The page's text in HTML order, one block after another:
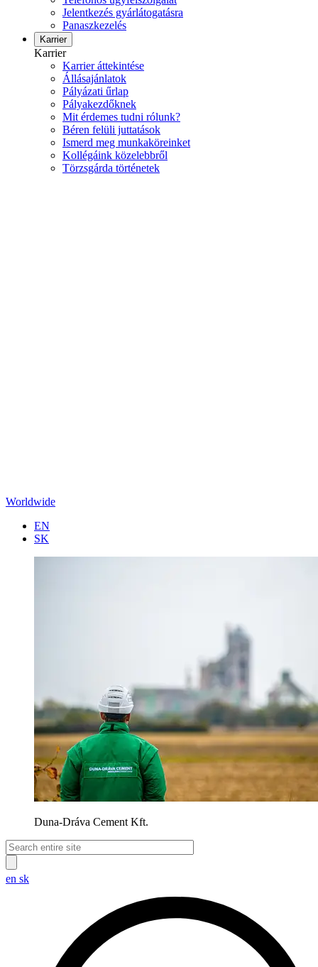
Jelentkezés gyárlátogatásra
Panaszkezelés
Karrier
Karrier
Karrier áttekintése
Állásajánlatok
Pályázati űrlap
Pályakezdőknek
Mit érdemes tudni rólunk?
Béren felüli juttatások
Ismerd meg munkaköreinket
Kollégáink közelebbről
Törzsgárda történetek
Worldwide
EN
SK
Duna-Dráva Cement Kft.
en sk